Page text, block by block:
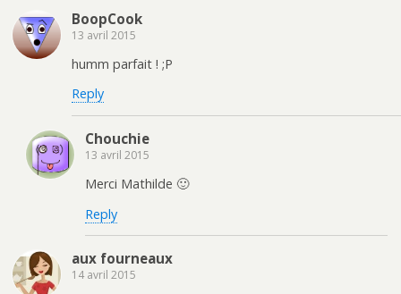
BoopCook
13 avril 2015
humm parfait ! ;P
Reply
Chouchie
13 avril 2015
Merci Mathilde 🙂
Reply
aux fourneaux
14 avril 2015